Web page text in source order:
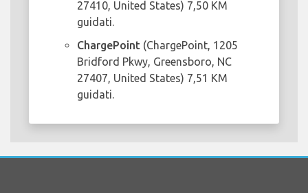
27410, United States) 7,50 KM
guidati.
ChargePoint (ChargePoint, 1205
Bridford Pkwy, Greensboro, NC
27407, United States) 7,51 KM
guidati.